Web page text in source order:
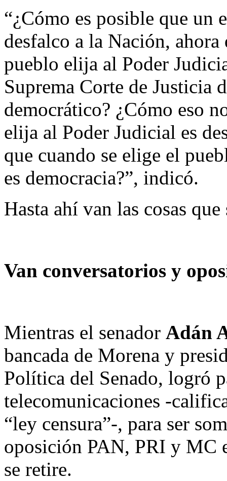
“¿Cómo es posible que un
desfalco a la Nación,
pueblo elija al Poder
Suprema Corte de Justicia
democrático? ¿Cómo eso
elija al Poder Judicial es
que cuando se elige el
es democracia?”, indicó.
Hasta ahí van las cosas
Van conversatorios y
Mientras el senador Adán
bancada de Morena y
Política del Senado, logró
telecomunicaciones -
“ley censura”-, para ser
oposición PAN, PRI y MC
se retire.